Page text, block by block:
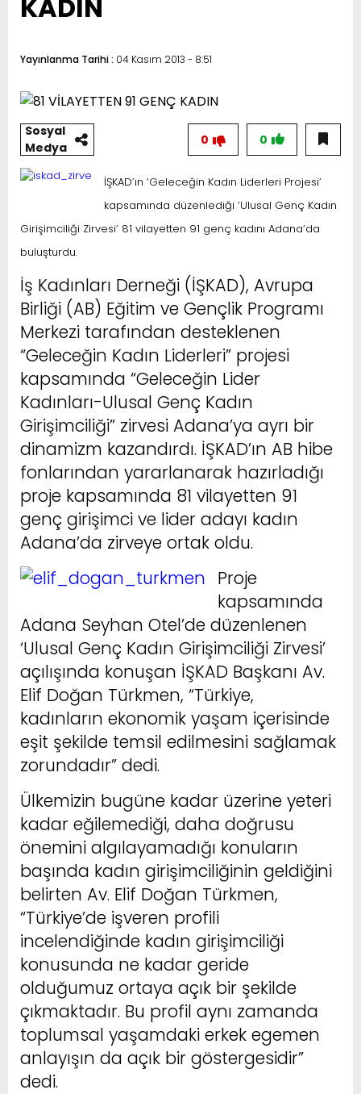
KADIN
Yayınlanma Tarihi : 04 Kasım 2013 - 8:51
Sosyal
Medya
0
0
İŞKAD’ın ‘Geleceğin Kadın Liderleri Projesi’
kapsamında düzenlediği ‘Ulusal Genç Kadın
Girişimciliği Zirvesi’ 81 vilayetten 91 genç kadını Adana’da
buluşturdu.
İş Kadınları Derneği (İŞKAD), Avrupa
Birliği (AB) Eğitim ve Gençlik Programı
Merkezi tarafından desteklenen
“Geleceğin Kadın Liderleri” projesi
kapsamında “Geleceğin Lider
Kadınları-Ulusal Genç Kadın
Girişimciliği” zirvesi Adana’ya ayrı bir
dinamizm kazandırdı. İŞKAD’ın AB hibe
fonlarından yararlanarak hazırladığı
proje kapsamında 81 vilayetten 91
genç girişimci ve lider adayı kadın
Adana’da zirveye ortak oldu.
Proje
kapsamında
Adana Seyhan Otel’de düzenlenen
‘Ulusal Genç Kadın Girişimciliği Zirvesi’
açılışında konuşan İŞKAD Başkanı Av.
Elif Doğan Türkmen, “Türkiye,
kadınların ekonomik yaşam içerisinde
eşit şekilde temsil edilmesini sağlamak
zorundadır” dedi.
Ülkemizin bugüne kadar üzerine yeteri
kadar eğilemediği, daha doğrusu
önemini algılayamadığı konuların
başında kadın girişimciliğinin geldiğini
belirten Av. Elif Doğan Türkmen,
“Türkiye’de işveren profili
incelendiğinde kadın girişimciliği
konusunda ne kadar geride
olduğumuz ortaya açık bir şekilde
çıkmaktadır. Bu profil aynı zamanda
toplumsal yaşamdaki erkek egemen
anlayışın da açık bir göstergesidir”
dedi.